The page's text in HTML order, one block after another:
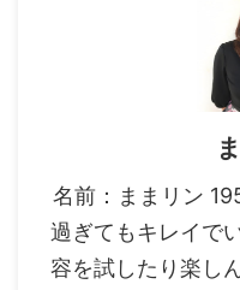
名前：ままリン
過ぎてもキレイで
容を試したり楽し